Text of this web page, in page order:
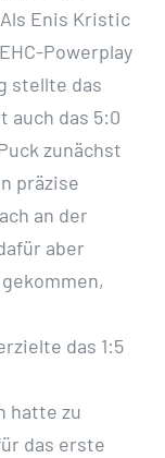
Enis Kristic
Powerplay
stellte das
auch das 5:0
zunächst
präzise
an der
aber
das 1:5
hatte zu
das erste